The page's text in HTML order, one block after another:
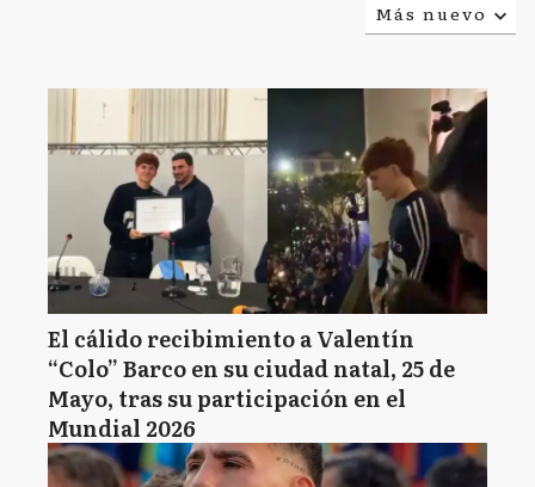
Más nuevo
El cálido recibimiento a Valentín
“Colo” Barco en su ciudad natal, 25 de
Mayo, tras su participación en el
Mundial 2026